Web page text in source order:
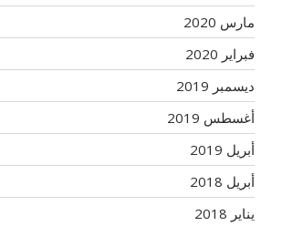
مارس 2020
فبراير 2020
ديسمبر 2019
أغسطس 2019
أبريل 2019
أبريل 2018
يناير 2018